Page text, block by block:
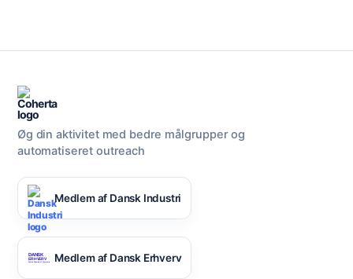
Øg din aktivitet med bedre målgrupper og
automatiseret outreach
Medlem af Dansk Industri
Medlem af Dansk Erhverv